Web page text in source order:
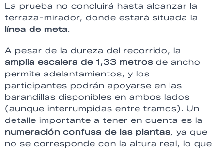
La prueba no concluirá hasta alcanzar la
terraza-mirador, donde estará situada la
línea de meta.
A pesar de la dureza del recorrido, la
amplia escalera de 1,33 metros de ancho
permite adelantamientos, y los
participantes podrán apoyarse en las
barandillas disponibles en ambos lados
(aunque interrumpidas entre tramos). Un
detalle importante a tener en cuenta es la
numeración confusa de las plantas, ya que
no se corresponde con la altura real, lo que